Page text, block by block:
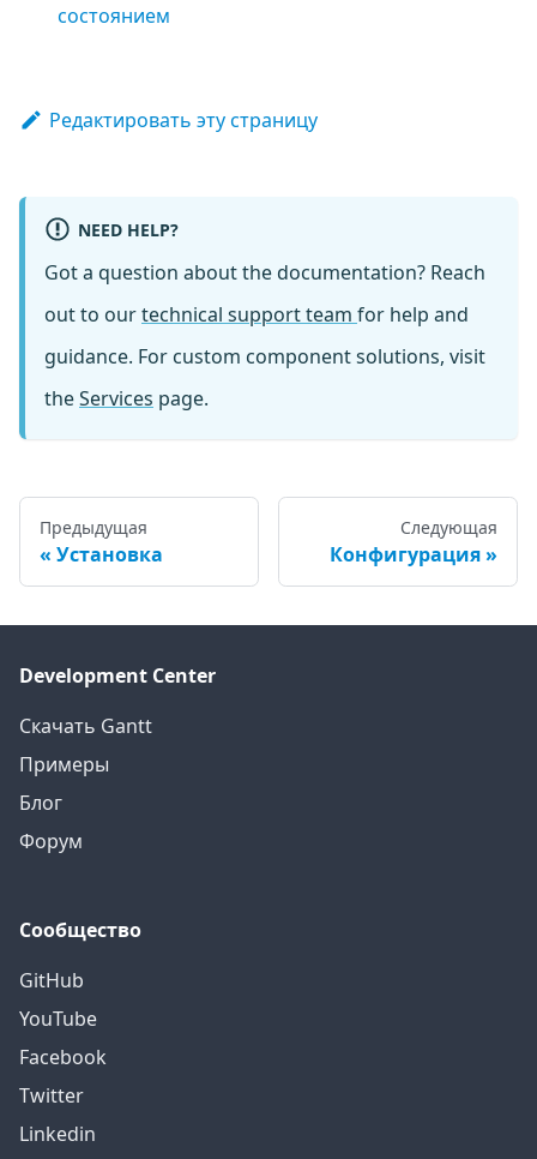
состоянием
Редактировать эту страницу
NEED HELP?
Got a question about the documentation? Reach
out to ourtechnical support team for help and
guidance. For custom component solutions, visit
theServices page.
Предыдущая
Установка
Следующая
Конфигурация
Development Center
Скачать Gantt
Примеры
Блог
Форум
Сообщество
GitHub
YouTube
Facebook
Twitter
Linkedin